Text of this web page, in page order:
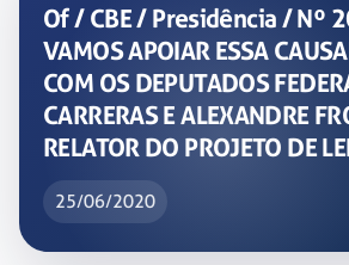
Of / CBE / Presidência / Nº
VAMOS APOIAR ESSA
COM OS DEPUTADOS
CARRERAS E ALEXANDRE
RELATOR DO PROJETO DE
25/06/2020